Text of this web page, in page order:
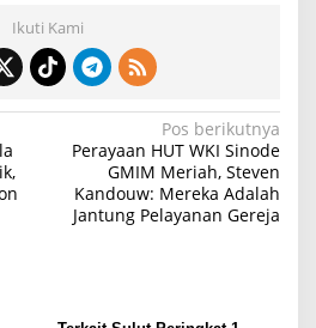
Ikuti Kami
Pos berikutnya
Perayaan HUT WKI Sinode
GMIM Meriah, Steven
Kandouw: Mereka Adalah
Jantung Pelayanan Gereja